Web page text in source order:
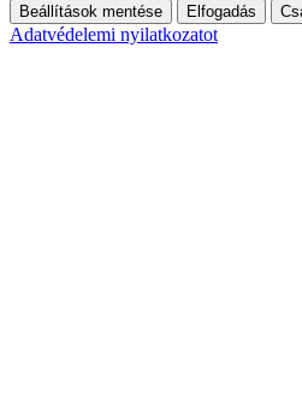
Beállítások mentése Elfogadás
Adatvédelemi nyilatkozatot